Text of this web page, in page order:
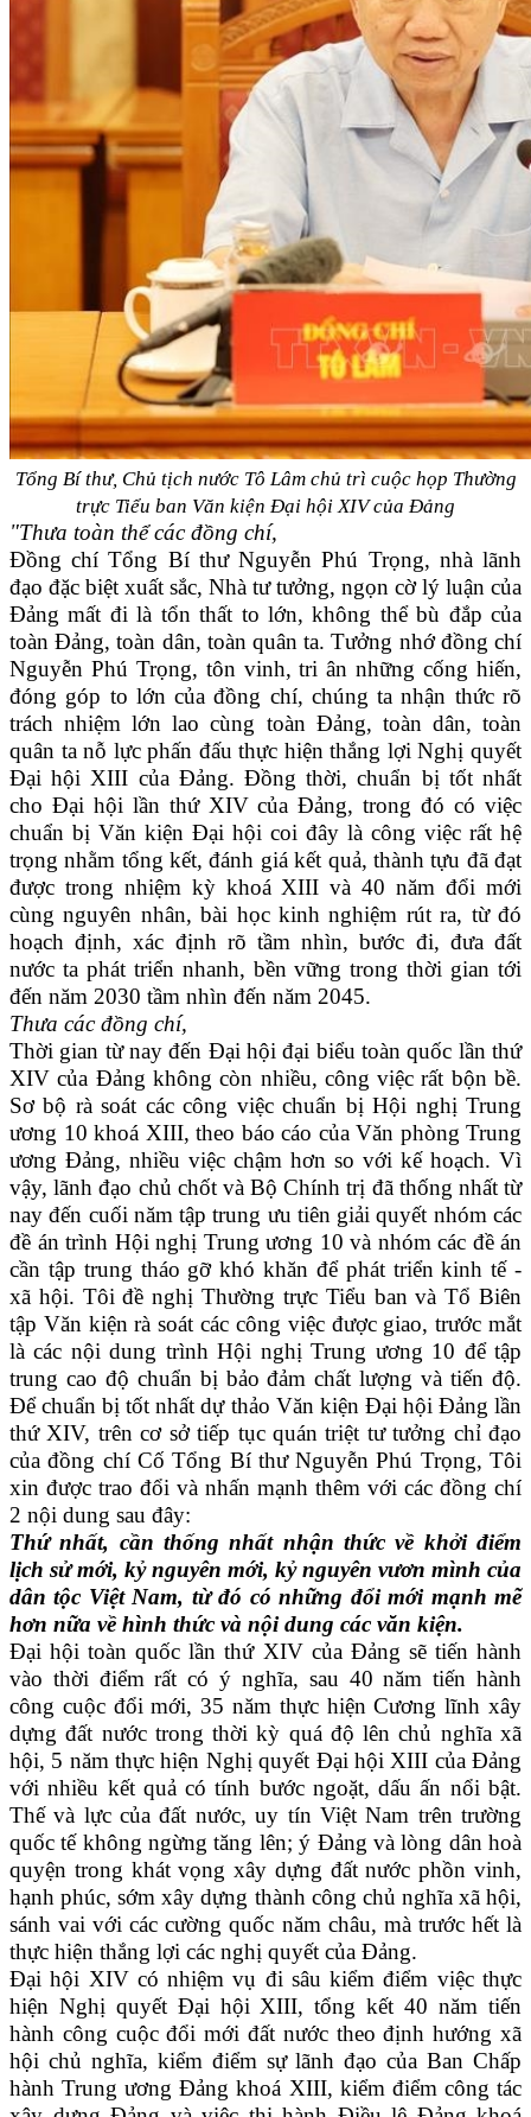
Tổng Bí thư, Chủ tịch nước Tô Lâm chủ trì cuộc họp Thường
trực Tiểu ban Văn kiện Đại hội XIV của Đảng
"Thưa toàn thể các đồng chí,
Đồng chí Tổng Bí thư Nguyễn Phú Trọng, nhà lãnh
đạo đặc biệt xuất sắc, Nhà tư tưởng, ngọn cờ lý luận của
Đảng mất đi là tổn thất to lớn, không thể bù đắp của
toàn Đảng, toàn dân, toàn quân ta. Tưởng nhớ đồng chí
Nguyễn Phú Trọng, tôn vinh, tri ân những cống hiến,
đóng góp to lớn của đồng chí, chúng ta nhận thức rõ
trách nhiệm lớn lao cùng toàn Đảng, toàn dân, toàn
quân ta nỗ lực phấn đấu thực hiện thắng lợi Nghị quyết
Đại hội XIII của Đảng. Đồng thời, chuẩn bị tốt nhất
cho Đại hội lần thứ XIV của Đảng, trong đó có việc
chuẩn bị Văn kiện Đại hội coi đây là công việc rất hệ
trọng nhằm tổng kết, đánh giá kết quả, thành tựu đã đạt
được trong nhiệm kỳ khoá XIII và 40 năm đổi mới
cùng nguyên nhân, bài học kinh nghiệm rút ra, từ đó
hoạch định, xác định rõ tầm nhìn, bước đi, đưa đất
nước ta phát triển nhanh, bền vững trong thời gian tới
đến năm 2030 tầm nhìn đến năm 2045.
Thưa các đồng chí,
Thời gian từ nay đến Đại hội đại biểu toàn quốc lần thứ
XIV của Đảng không còn nhiều, công việc rất bộn bề.
Sơ bộ rà soát các công việc chuẩn bị Hội nghị Trung
ương 10 khoá XIII, theo báo cáo của Văn phòng Trung
ương Đảng, nhiều việc chậm hơn so với kế hoạch. Vì
vậy, lãnh đạo chủ chốt và Bộ Chính trị đã thống nhất từ
nay đến cuối năm tập trung ưu tiên giải quyết nhóm các
đề án trình Hội nghị Trung ương 10 và nhóm các đề án
cần tập trung tháo gỡ khó khăn để phát triển kinh tế -
xã hội. Tôi đề nghị Thường trực Tiểu ban và Tổ Biên
tập Văn kiện rà soát các công việc được giao, trước mắt
là các nội dung trình Hội nghị Trung ương 10 để tập
trung cao độ chuẩn bị bảo đảm chất lượng và tiến độ.
Để chuẩn bị tốt nhất dự thảo Văn kiện Đại hội Đảng lần
thứ XIV, trên cơ sở tiếp tục quán triệt tư tưởng chỉ đạo
của đồng chí Cố Tổng Bí thư Nguyễn Phú Trọng, Tôi
xin được trao đổi và nhấn mạnh thêm với các đồng chí
2 nội dung sau đây:
Thứ nhất, cần thống nhất nhận thức về khởi điểm
lịch sử mới, kỷ nguyên mới, kỷ nguyên vươn mình của
dân tộc Việt Nam, từ đó có những đổi mới mạnh mẽ
hơn nữa về hình thức và nội dung các văn kiện.
Đại hội toàn quốc lần thứ XIV của Đảng sẽ tiến hành
vào thời điểm rất có ý nghĩa, sau 40 năm tiến hành
công cuộc đổi mới, 35 năm thực hiện Cương lĩnh xây
dựng đất nước trong thời kỳ quá độ lên chủ nghĩa xã
hội, 5 năm thực hiện Nghị quyết Đại hội XIII của Đảng
với nhiều kết quả có tính bước ngoặt, dấu ấn nổi bật.
Thế và lực của đất nước, uy tín Việt Nam trên trường
quốc tế không ngừng tăng lên; ý Đảng và lòng dân hoà
quyện trong khát vọng xây dựng đất nước phồn vinh,
hạnh phúc, sớm xây dựng thành công chủ nghĩa xã hội,
sánh vai với các cường quốc năm châu, mà trước hết là
thực hiện thắng lợi các nghị quyết của Đảng.
Đại hội XIV có nhiệm vụ đi sâu kiểm điểm việc thực
hiện Nghị quyết Đại hội XIII, tổng kết 40 năm tiến
hành công cuộc đổi mới đất nước theo định hướng xã
hội chủ nghĩa, kiểm điểm sự lãnh đạo của Ban Chấp
hành Trung ương Đảng khoá XIII, kiểm điểm công tác